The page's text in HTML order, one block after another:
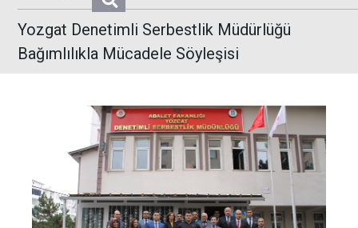
Yozgat Denetimli Serbestlik Müdürlüğü
Bağımlılıkla Mücadele Söyleşisi